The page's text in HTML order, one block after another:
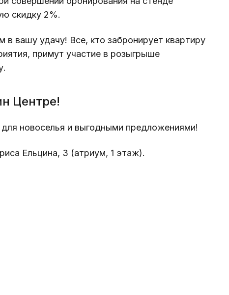
скидку 2%.
в вашу удачу! Все, кто забронирует квартиру
примут участие в розыгрыше
Центре!
новоселья и выгодными предложениями!
Ельцина, 3 (атриум, 1 этаж).